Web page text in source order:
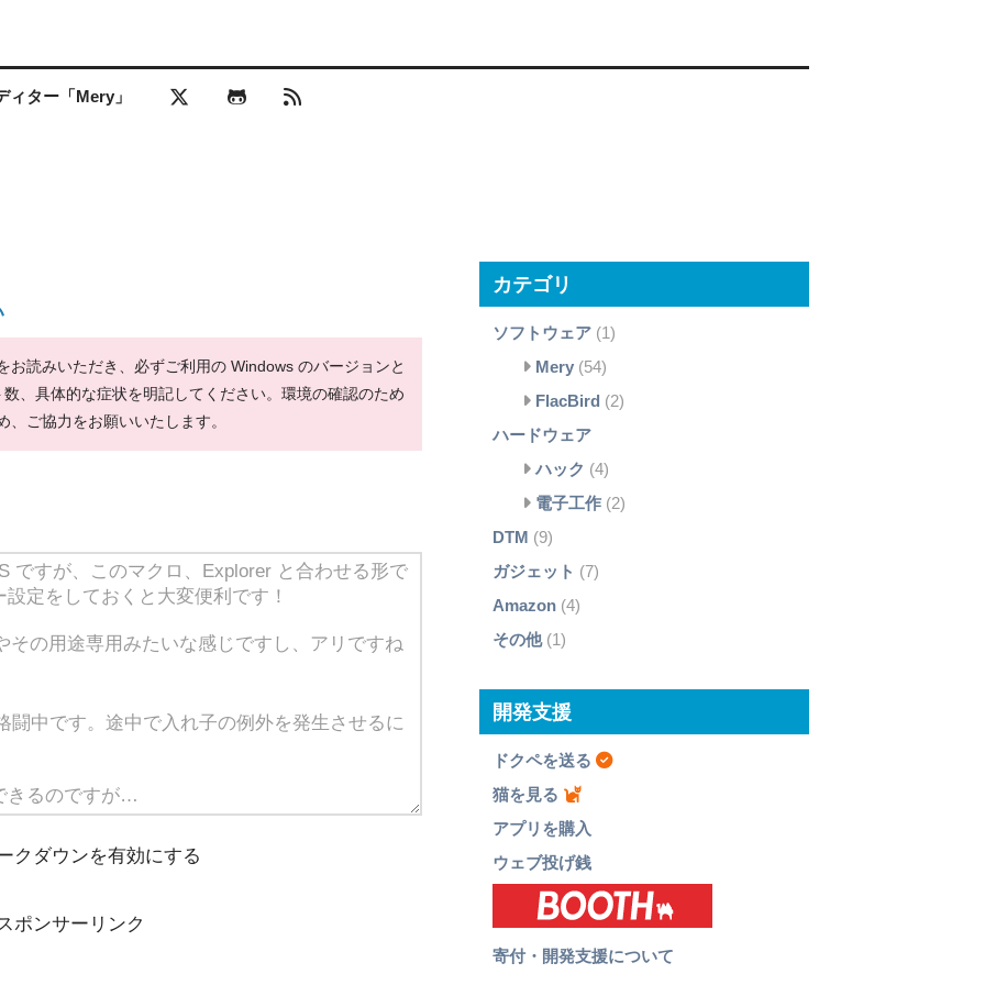
ィター「Mery」
お読みいただき、必ずご利用の Windows のバージョンと
、具体的な症状を明記してください。環境の確認のため
ご協力をお願いいたします。
クダウンを有効にする
ポンサーリンク
カテゴリ
ソフトウェア(1)
Mery (54)
FlacBird (2)
ハードウェア
ハック (4)
電子工作 (2)
DTM (9)
ガジェット (7)
Amazon(4)
その他(1)
開発支援
ドクペを送る
猫を見る
アプリを購入
ウェブ投げ銭
寄付・開発支援について